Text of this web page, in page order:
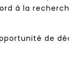
à la
de